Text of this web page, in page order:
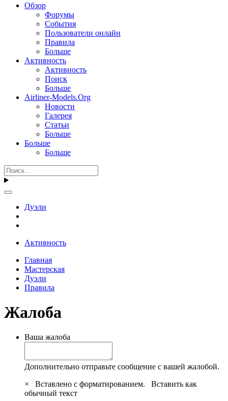
Обзор
Форумы
События
Пользователи онлайн
Правила
Больше
Активность
Активность
Поиск
Больше
Airliner-Models.Org
Новости
Галерея
Статьи
Больше
Больше
Больше
Дуэли
Активность
Главная
Мастерская
Дуэли
Правила
Жалоба
Ваша жалоба
Дополнительно отправьте сообщение с вашей жалобой.
×
Вставлено с форматированием. Вставить как
обычный текст